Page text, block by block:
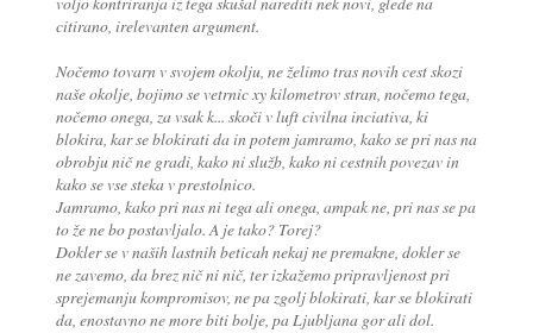
citirano, irelevanten argument.
Nočemo tovarn v svojem okolju, ne želimo tras novih cest skozi
naše okolje, bojimo se vetrnic xy kilometrov stran, nočemo tega,
nočemo onega, za vsak k... skoči v luft civilna inciativa, ki
blokira, kar se blokirati da in potem jamramo, kako se pri nas na
obrobju nič ne gradi, kako ni služb, kako ni cestnih povezav in
kako se vse steka v prestolnico.
Jamramo, kako pri nas ni tega ali onega, ampak ne, pri nas se pa
to že ne bo postavljalo. A je tako? Torej?
Dokler se v naših lastnih beticah nekaj ne premakne, dokler se
ne zavemo, da brez nič ni nič, ter izkažemo pripravljenost pri
sprejemanju kompromisov, ne pa zgolj blokirati, kar se blokirati
da, enostavno ne more biti bolje, pa Ljubljana gor ali dol.